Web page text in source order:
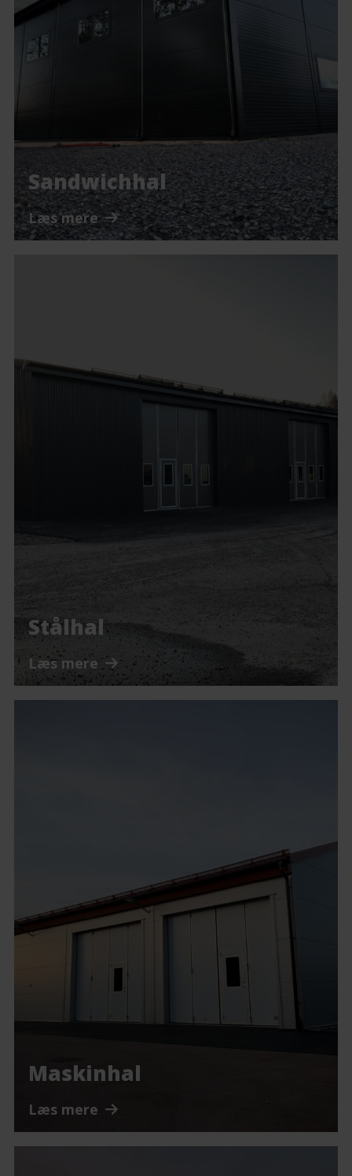
Sandwichhal
Læs mere
Stålhal
Læs mere
Maskinhal
Læs mere